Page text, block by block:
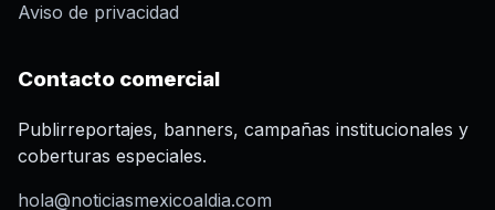
Aviso de privacidad
Contacto comercial
Publirreportajes, banners, campañas institucionales y
coberturas especiales.
hola@noticiasmexicoaldia.com